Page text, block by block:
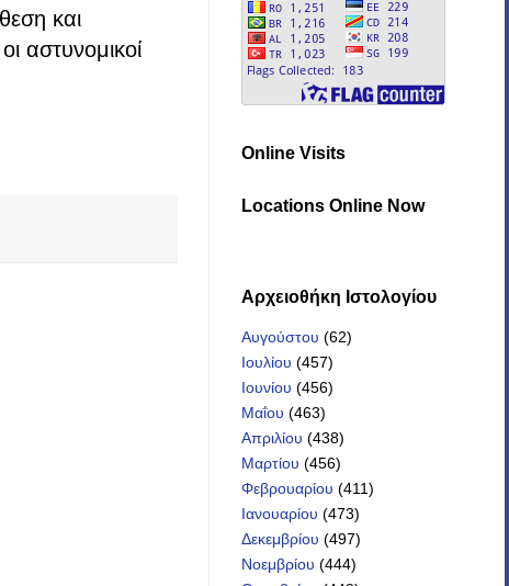
και
αστυνομικοί
Online Visits
Locations Online Now
Αρχειοθήκη Iστολογίου
Αυγούστου (62)
Ιουλίου (457)
Ιουνίου (456)
Μαΐου (463)
Απριλίου (438)
Μαρτίου (456)
Φεβρουαρίου (411)
Ιανουαρίου (473)
Δεκεμβρίου (497)
Νοεμβρίου (444)